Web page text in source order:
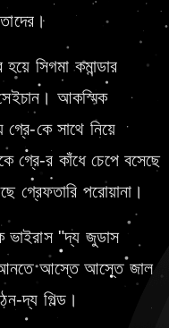
সিগমা কমান্ডার
সেইচান। আকস্মিক
কে সাথে নিয়ে
গ্রে-র কাঁধে চেপে বসেছে
গ্রেফতারি পরোয়ানা।
ভাইরাস "দ্য জুডাস
আনতে আস্তে আস্তে জাল
দ্য গিল্ড।